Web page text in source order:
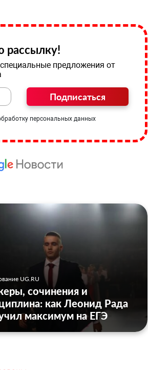
рассылку!
предложения от
Подписаться
персональных данных
UG.RU
сочинения и
как Леонид Рада
максимум на ЕГЭ